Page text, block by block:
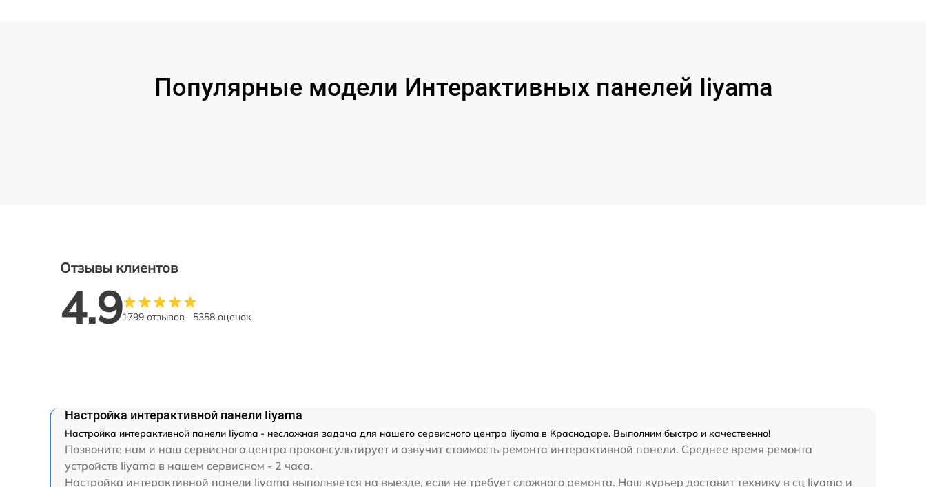
Популярные модели Интерактивных панелей Iiyama
Отзывы клиентов
4.91799 отзывов 5358 оценок
Настройка интерактивной панели Iiyama
Настройка интерактивной панели Iiyama - несложная задача для нашего сервисного центра Iiyama в Краснодаре. Выполним быстро и качественно!
Позвоните нам и наш сервисного центра проконсультирует и озвучит стоимость ремонта интерактивной панели. Среднее время ремонта
устройств Iiyama в нашем сервисном - 2 часа.
Настройка интерактивной панели Iiyama выполняется на выезде, если не требует сложного ремонта. Наш курьер доставит технику в сц Iiyama и